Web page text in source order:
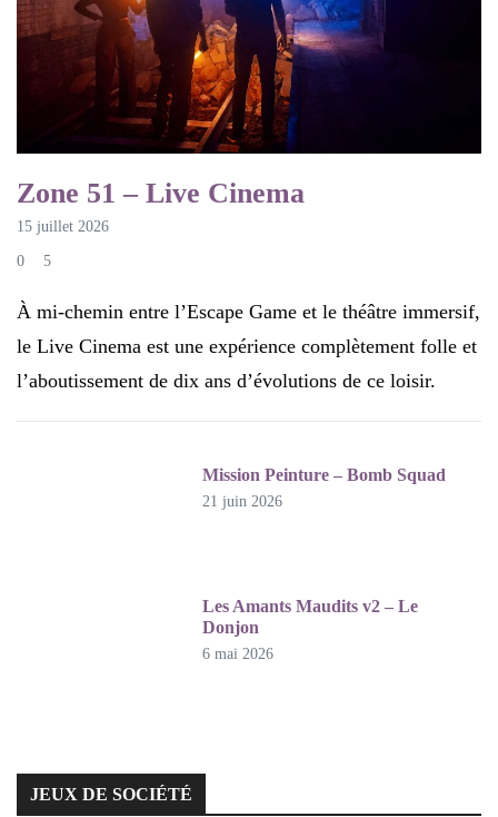
Zone 51 – Live Cinema
15 juillet 2026
0 5
À mi-chemin entre l’Escape Game et le théâtre immersif,
le Live Cinema est une expérience complètement folle et
l’aboutissement de dix ans d’évolutions de ce loisir.
Mission Peinture – Bomb Squad
21 juin 2026
Les Amants Maudits v2 – Le
Donjon
6 mai 2026
JEUX DE SOCIÉTÉ